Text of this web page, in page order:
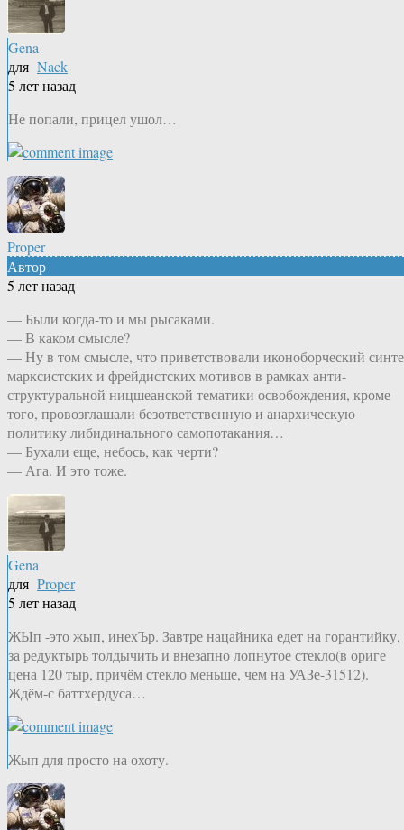
Gena
для Nack
5 лет назад
Не попали, прицел ушол…
Proper
Автор
5 лет назад
— Были когда-то и мы рысаками.
— В каком смысле?
— Ну в том смысле, что приветствовали иконоборческий
марксистских и фрейдистских мотивов в рамках анти-
структуральной ницшеанской тематики освобождения, кроме
того, провозглашали безответственную и анархическую
политику либидинального самопотакания…
— Бухали еще, небось, как черти?
— Ага. И это тоже.
Gena
для Proper
5 лет назад
ЖЫп -это жып, инехЪр. Завтре нацайника едет на горантийку,
за редуктырь толдычить и внезапно лопнутое стекло(в ориге
цена 120 тыр, причём стекло меньше, чем на УАЗе-31512).
Ждём-с баттхердуса…
Жып для просто на охоту.